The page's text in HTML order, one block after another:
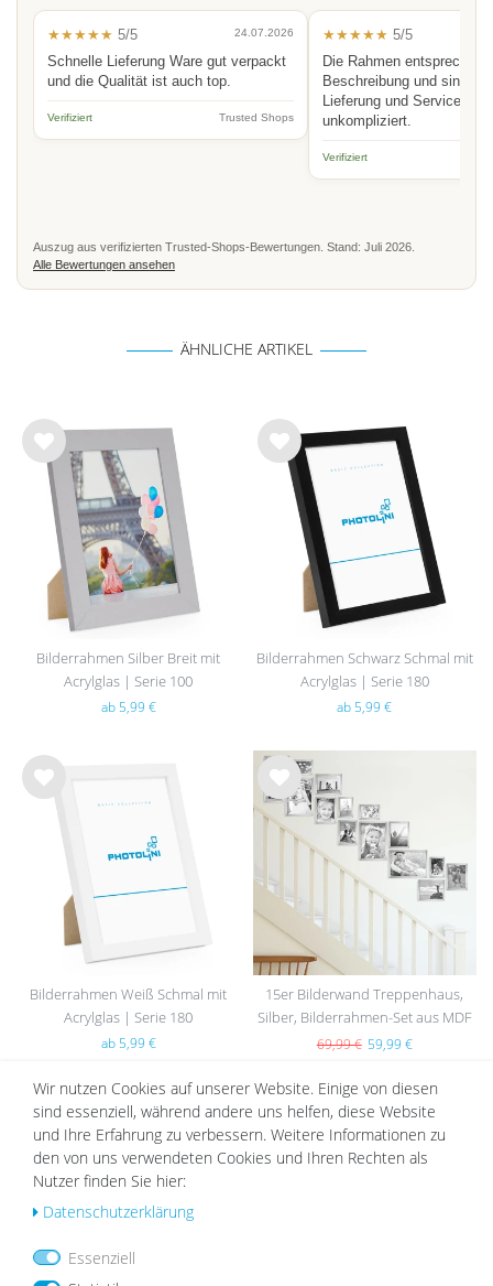
★★★★★ 5/5 24.07.2026
Schnelle Lieferung Ware gut verpackt
und die Qualität ist auch top.
Verifiziert Trusted Shops
★★★★★ 5/5
Die Rahmen entsprechen
Beschreibung und sind
Lieferung und Service
unkompliziert.
Verifiziert
Auszug aus verifizierten Trusted-Shops-Bewertungen. Stand: Juli 2026.
Alle Bewertungen ansehen
ÄHNLICHE ARTIKEL
Wu
nsc
hlist
Bilderrahmen Silber Breit mit
Acrylglas | Serie 100
ab 5,99 €
Wu
Bilderrahmen Schwarz Schmal mit
Acrylglas | Serie 180
ab 5,99 €
Wu
Bilderrahmen Weiß Schmal mit
Acrylglas | Serie 180
ab 5,99 €
Wu
nsc
hlist
15er Bilderwand Treppenhaus,
Silber, Bilderrahmen-Set aus MDF
69,99 € 59,99 €
DAZU PASSEND
Wu
nsc
Wir nutzen Cookies auf unserer Website. Einige von diesen
sind essenziell, während andere uns helfen, diese Website
und Ihre Erfahrung zu verbessern. Weitere Informationen zu
den von uns verwendeten Cookies und Ihren Rechten als
Nutzer finden Sie hier:
Daten­schutz­erklärung
Essenziell